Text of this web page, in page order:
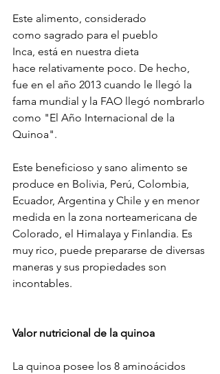
Este alimento, considerado
como sagrado para el pueblo
Inca, está en nuestra dieta
hace relativamente poco. De hecho,
fue en el año 2013 cuando le llegó la
fama mundial y la FAO llegó nombrarlo
como "El Año Internacional de la
Quinoa".
Este beneficioso y sano alimento se
produce en Bolivia, Perú, Colombia,
Ecuador, Argentina y Chile y en menor
medida en la zona norteamericana de
Colorado, el Himalaya y Finlandia. Es
muy rico, puede prepararse de diversas
maneras y sus propiedades son
incontables.
Valor nutricional de la quinoa
La quinoa posee los 8 aminoácidos